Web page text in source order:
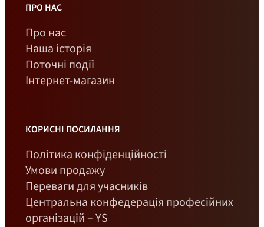
ПРО НАС
Про нас
Наша історія
Поточні події
Інтернет-магазин
КОРИСНІ ПОСИЛАННЯ
Політика конфіденційності
Умови продажу
Переваги для учасників
Центральна конфедерація професійних
організацій – YS